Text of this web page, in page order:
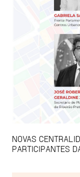
NOVAS
PARTICIPANTES